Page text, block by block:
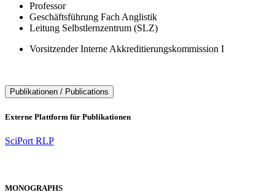
Professor
Geschäftsführung Fach Anglistik
Leitung Selbstlernzentrum (SLZ)
Vorsitzender Interne Akkreditierungskommission I
Publikationen / Publications
Externe Plattform für Publikationen
SciPort RLP
MONOGRAPHS